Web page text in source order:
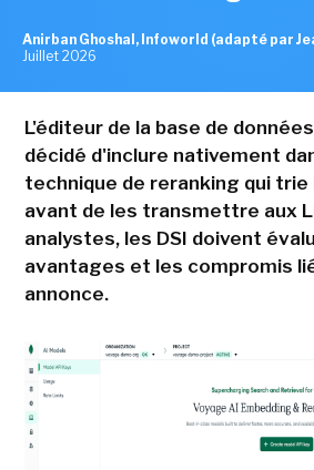
Anirban Ghoshal, Infoworld (adapté par
Juillet 2026
L'éditeur de la base de
décidé d'inclure nativement
technique de reranking qui
avant de les transmettre aux
analystes, les DSI doivent
avantages et les compromis
annonce.